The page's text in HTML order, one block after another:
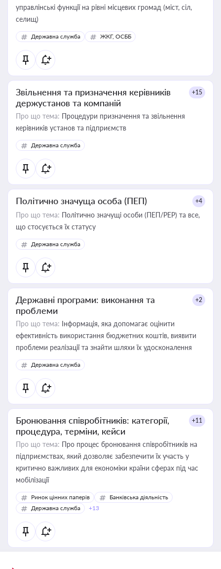
управлінські функції на рівні місцевих громад (міст, сіл,
селищ)
Державна служба ЖКГ, ОСББ
Звільнення та призначення керівників
держустанов та компаній
+15
Про що тема: Процедури призначення та звільнення
керівників установ та підприємств
Державна служба
Політично значуща особа (ПЕП) +4
Про що тема: Політично значущі особи (ПЕП/PEP) та все,
що стосується їх статусу
Державна служба
Державні програми: виконання та
проблеми
+2
Про що тема: Інформація, яка допомагає оцінити
ефективність використання бюджетних коштів, виявити
проблеми реалізації та знайти шляхи їх удосконалення
Державна служба
Бронювання співробітників: категорії,
процедура, терміни, кейси
+11
Про що тема: Про процес бронювання співробітників на
підприємствах, який дозволяє забезпечити їх участь у
критично важливих для економіки країни сферах під час
мобілізації
Ринок цінних паперів
Банківська діяльність
Державна служба
+13